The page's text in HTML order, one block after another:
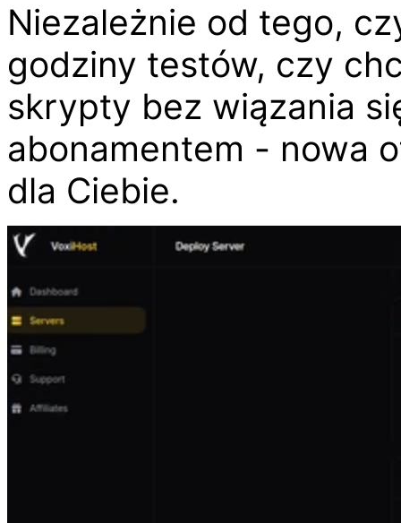
Niezależnie od tego,
godziny testów, czy
skrypty bez wiązania
abonamentem - nowa
dla Ciebie.